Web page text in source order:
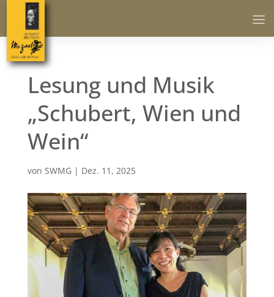
Lesung und Musik
„Schubert, Wien und
Wein“
von SWMG | Dez. 11, 2025